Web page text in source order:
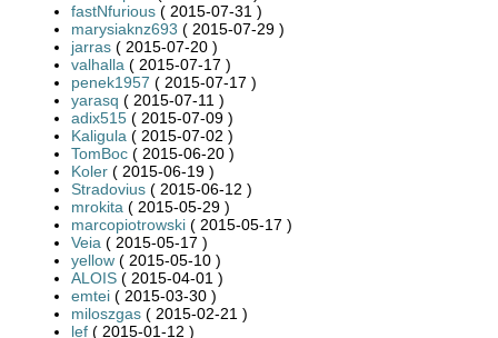
fastNfurious ( 2015-07-31 )
marysiaknz693 ( 2015-07-29 )
jarras ( 2015-07-20 )
valhalla ( 2015-07-17 )
penek1957 ( 2015-07-17 )
yarasq ( 2015-07-11 )
adix515 ( 2015-07-09 )
Kaligula ( 2015-07-02 )
TomBoc ( 2015-06-20 )
Koler ( 2015-06-19 )
Stradovius ( 2015-06-12 )
mrokita ( 2015-05-29 )
marcopiotrowski ( 2015-05-17 )
Veia ( 2015-05-17 )
yellow ( 2015-05-10 )
ALOIS ( 2015-04-01 )
emtei ( 2015-03-30 )
miloszgas ( 2015-02-21 )
lef ( 2015-01-12 )